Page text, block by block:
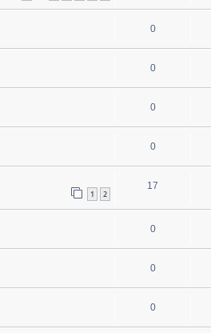
0
0
0
0
1 2
17
0
0
0